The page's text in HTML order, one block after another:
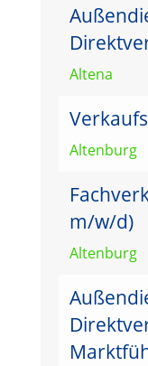
Altena
Altenburg
m/w/d)
Altenburg